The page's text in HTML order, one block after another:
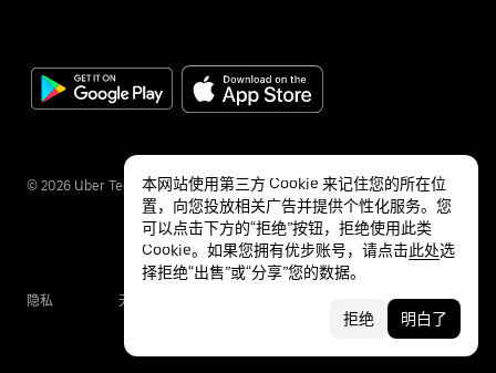
© 2026 Uber Technologies Inc.
隐私 无障碍服务
本网站使用第三方 Cookie 来记住您的所在位
置，向您投放相关广告并提供个性化服务。您
可以点击下方的“拒绝”按钮，拒绝使用此类
Cookie。如果您拥有优步账号，请点击此处选
择拒绝“出售”或“分享”您的数据。
拒绝 明白了